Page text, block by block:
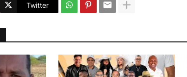
Twitter